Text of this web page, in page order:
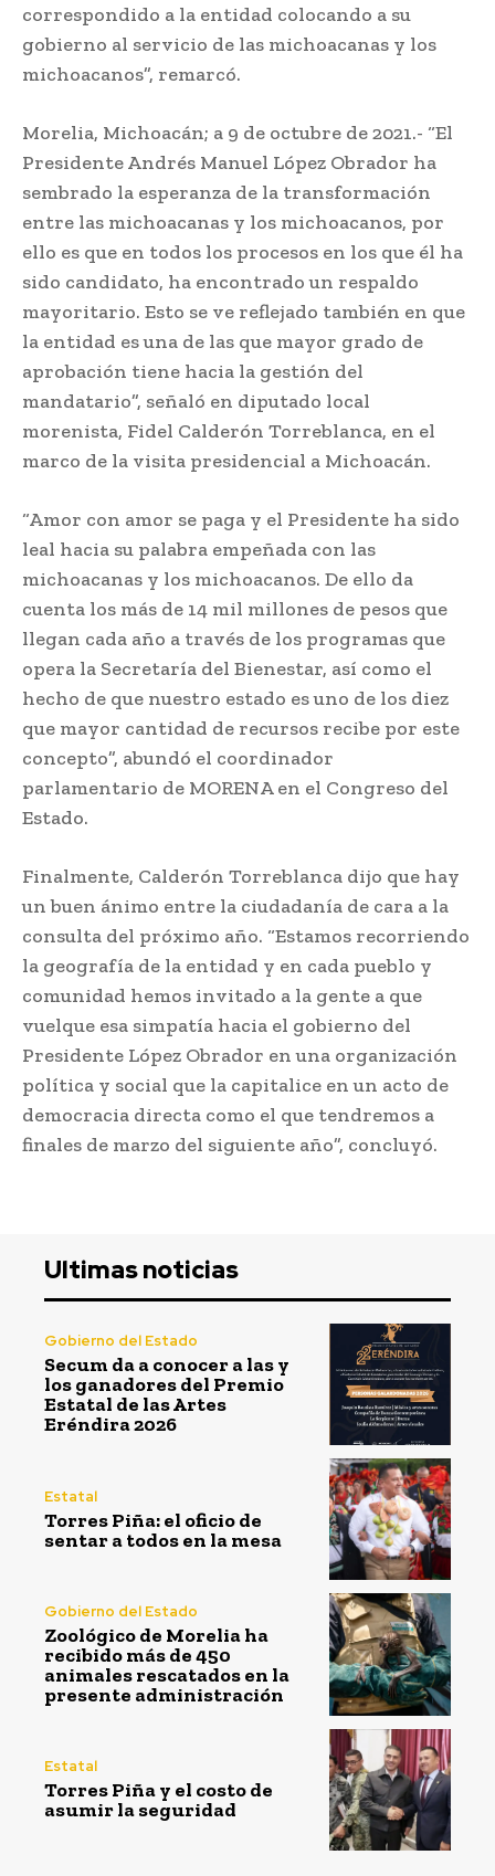
correspondido a la entidad colocando a su
gobierno al servicio de las michoacanas y los
michoacanos”, remarcó.
Morelia, Michoacán; a 9 de octubre de 2021.- “El
Presidente Andrés Manuel López Obrador ha
sembrado la esperanza de la transformación
entre las michoacanas y los michoacanos, por
ello es que en todos los procesos en los que él ha
sido candidato, ha encontrado un respaldo
mayoritario. Esto se ve reflejado también en que
la entidad es una de las que mayor grado de
aprobación tiene hacia la gestión del
mandatario”, señaló en diputado local
morenista, Fidel Calderón Torreblanca, en el
marco de la visita presidencial a Michoacán.
“Amor con amor se paga y el Presidente ha sido
leal hacia su palabra empeñada con las
michoacanas y los michoacanos. De ello da
cuenta los más de 14 mil millones de pesos que
llegan cada año a través de los programas que
opera la Secretaría del Bienestar, así como el
hecho de que nuestro estado es uno de los diez
que mayor cantidad de recursos recibe por este
concepto”, abundó el coordinador
parlamentario de MORENA en el Congreso del
Estado.
Finalmente, Calderón Torreblanca dijo que hay
un buen ánimo entre la ciudadanía de cara a la
consulta del próximo año. “Estamos recorriendo
la geografía de la entidad y en cada pueblo y
comunidad hemos invitado a la gente a que
vuelque esa simpatía hacia el gobierno del
Presidente López Obrador en una organización
política y social que la capitalice en un acto de
democracia directa como el que tendremos a
finales de marzo del siguiente año”, concluyó.
Ultimas noticias
Gobierno del Estado
Secum da a conocer a las y
los ganadores del Premio
Estatal de las Artes
Eréndira 2026
Estatal
Torres Piña: el oficio de
sentar a todos en la mesa
Gobierno del Estado
Zoológico de Morelia ha
recibido más de 450
animales rescatados en la
presente administración
Estatal
Torres Piña y el costo de
asumir la seguridad